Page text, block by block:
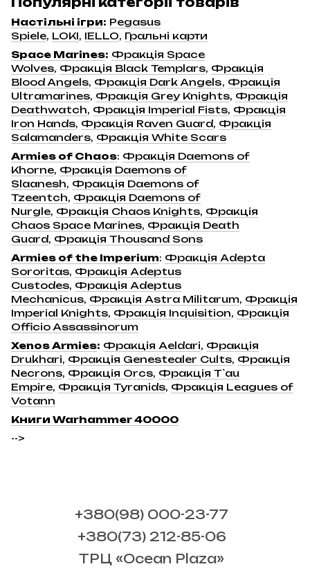
Настільні ігри: Pegasus
Spiele, LOKI, IELLO, Гральні карти
Space Marines: Фракція Space
Wolves, Фракція Black Templars, Фракція
Blood Angels, Фракція Dark Angels, Фракція
Ultramarines, Фракція Grey Knights, Фракція
Deathwatch, Фракція Imperial Fists, Фракція
Iron Hands, Фракція Raven Guard, Фракція
Salamanders, Фракція White Scars
Armies of Chaos: Фракція Daemons of
Khorne, Фракція Daemons of
Slaanesh, Фракція Daemons of
Tzeentch, Фракція Daemons of
Nurgle, Фракція Chaos Knights, Фракція
Chaos Space Marines, Фракція Death
Guard, Фракція Thousand Sons
Armies of the Imperium: Фракція Adepta
Sororitas, Фракція Adeptus
Custodes, Фракція Adeptus
Mechanicus, Фракція Astra Militarum, Фракція
Imperial Knights, Фракція Inquisition, Фракція
Officio Assassinorum
Xenos Armies: Фракція Aeldari, Фракція
Drukhari, Фракція Genestealer Cults, Фракція
Necrons, Фракція Orcs, Фракція T`au
Empire, Фракція Tyranids, Фракція Leagues of
Votann
Книги Warhammer 40000
-->
+380(98) 000-23-77
+380(73) 212-85-06
ТРЦ «Ocean Plaza»